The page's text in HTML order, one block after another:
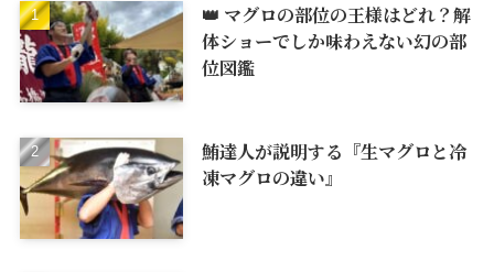
👑 マグロの部位の王様はどれ？解
体ショーでしか味わえない幻の部
位図鑑
鮪達人が説明する『生マグロと冷
凍マグロの違い』